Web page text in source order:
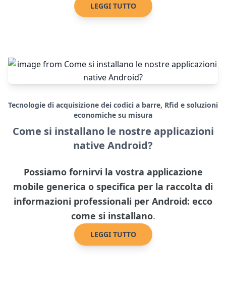
LEGGI TUTTO
Tecnologie di acquisizione dei codici a barre, Rfid e soluzioni
economiche su misura
Come si installano le nostre applicazioni
native Android?
Possiamo fornirvi la vostra applicazione
mobile generica o specifica per la raccolta di
informazioni professionali per Android: ecco
come si installano.
LEGGI TUTTO